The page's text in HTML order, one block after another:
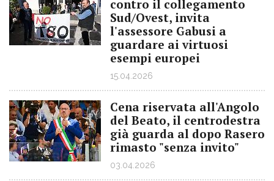
contro il collegamento
Sud/Ovest, invita
l'assessore Gabusi a
guardare ai virtuosi
esempi europei
15.04.2026
Cena riservata all'Angolo
del Beato, il centrodestra
già guarda al dopo Rasero
rimasto "senza invito"
03.04.2026